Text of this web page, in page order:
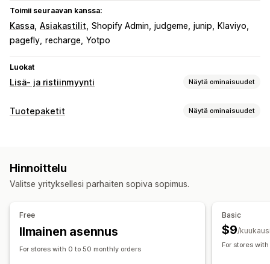
Toimii seuraavan kanssa:
Kassa Asiakastilit Shopify Admin judgeme junip
Klaviyo
pagefly recharge Yotpo
Luokat
Lisä- ja ristiinmyynti Näytä ominaisuudet
Mukautukset
Yhden klikkauksen lisäosat (add-ons)
Paikallaan pysyvä ostoskori
Veto-ostoskori
Mukautettu HTML-koodi
Monikielisyys
Mukautetut säännöt
Tuotepaketit Näytä ominaisuudet
Tukkutuotepaketit
Ristiinmyyntipaketit Usein yhdessä ostetut tuotteet
Mukautetut tuotepaketit
Prosenttialennukset
Hinnoittelu
Valitse yrityksellesi parhaiten sopiva sopimus.
Free
Ilmainen asennus
For stores with 0 to 50 monthly orders
Basic
$9/
For stores